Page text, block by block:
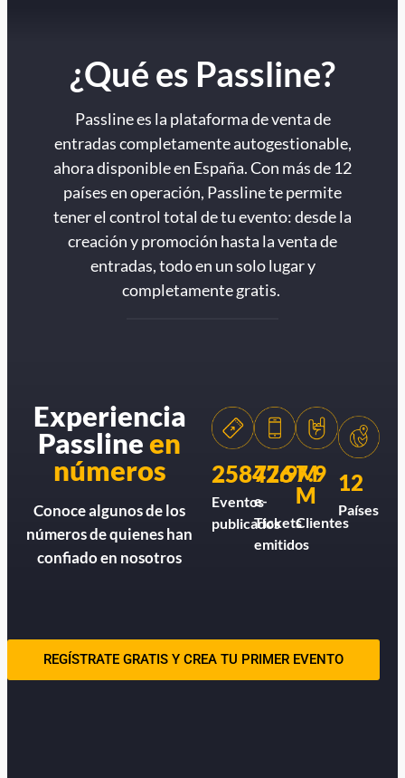
¿Qué es Passline?
Passline es la plataforma de venta de
entradas completamente autogestionable,
ahora disponible en España. Con más de 12
países en operación, Passline te permite
tener el control total de tu evento: desde la
creación y promoción hasta la venta de
entradas, todo en un solo lugar y
completamente gratis.
Experiencia
Passlineen
números
Conoce algunos de los
números de quienes han
confiado en nosotros
258426
Eventos
publicados
77.9M
e-
Tickets
emitidos
7.9
M
Clientes
12
Países
REGÍSTRATE GRATIS Y CREA TU PRIMER EVENTO